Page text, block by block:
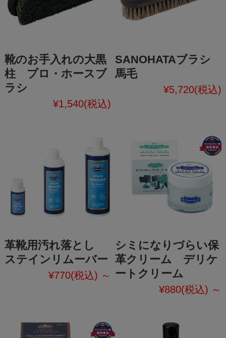
靴のお手入れの大黒
柱 プロ・ホースブ
ラシ
¥1,540(税込)
SANOHATAブラシ
馬毛
¥5,720(税込)
革靴用汚れ落とし
ステインリムーバー
¥770(税込) ～
シミになりづらい保
革クリーム デリケ
ートクリーム
¥880(税込) ～